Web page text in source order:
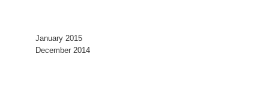
January 2015
December 2014